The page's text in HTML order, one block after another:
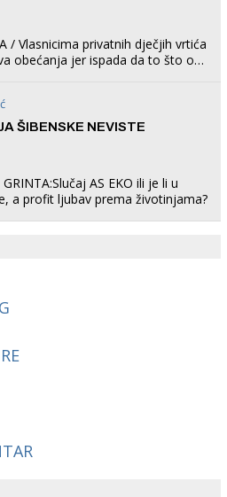
/ Vlasnicima privatnih dječjih vrtića
obećanja jer ispada da to što oni
ŠIBENSKE NEVISTE
AS EKO ili je li u
a profit ljubav prema životinjama?